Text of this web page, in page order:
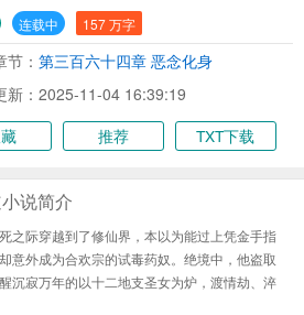
连载中 157 万字
： 第三百六十四章 恶念化身
新：2025-11-04 16:39:19
推荐 TXT下载
说简介
之际穿越到了修仙界，本以为能过上凭金手指
意外成为合欢宗的试毒药奴。绝境中，他盗取
沉寂万年的以十二地支圣女为炉，渡情劫、淬